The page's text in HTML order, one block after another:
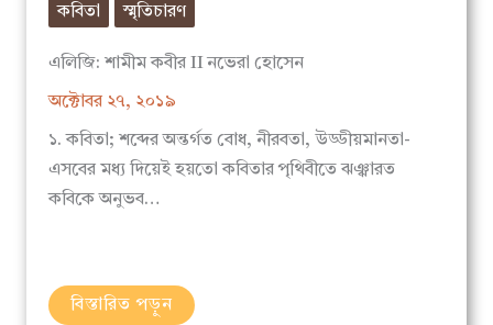
অক্টোবর ২৭, ২০১৯
১. কবিতা; শব্দের অন্তর্গত বোধ, নীরবতা, উড্ডীয়মানতা-
এসবের মধ্য দিয়েই হয়তো কবিতার পৃথিবীতে ঝঞ্ঝারত
কবিকে অনুভব…